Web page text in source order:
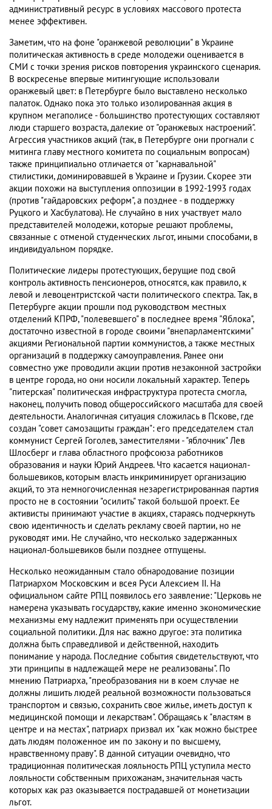
административный ресурс в условиях массового протеста
менее эффективен.
Заметим, что на фоне "оранжевой революции" в Украине
политическая активность в среде молодежи оценивается в
СМИ с точки зрения рисков повторения украинского сценария.
В воскресенье впервые митингующие использовали
оранжевый цвет: в Петербурге было выставлено несколько
палаток. Однако пока это только изолированная акция в
крупном мегаполисе - большинство протестующих составляют
люди старшего возраста, далекие от "оранжевых настроений".
Агрессия участников акций (так, в Петербурге они прогнали с
митинга главу местного комитета по социальным вопросам)
также принципиально отличается от "карнавальной"
стилистики, доминировавшей в Украине и Грузии. Скорее эти
акции похожи на выступления оппозиции в 1992-1993 годах
(против "гайдаровских реформ", а позднее - в поддержку
Руцкого и Хасбулатова). Не случайно в них участвует мало
представителей молодежи, которые решают проблемы,
связанные с отменой студенческих льгот, иными способами, в
индивидуальном порядке.
Политические лидеры протестующих, берущие под свой
контроль активность пенсионеров, относятся, как правило, к
левой и левоцентристской части политического спектра. Так, в
Петербурге акции прошли под руководством местных
отделений КПРФ, "полевевшего" в последнее время "Яблока",
достаточно известной в городе своими "внепарламентскими"
акциями Региональной партии коммунистов, а также местных
организаций в поддержку самоуправления. Ранее они
совместно уже проводили акции против незаконной застройки
в центре города, но они носили локальный характер. Теперь
"питерская" политическая инфраструктура протеста смогла,
наконец, получить повод общероссийского масштаба для своей
деятельности. Аналогичная ситуация сложилась в Пскове, где
создан "совет самозащиты граждан": его председателем стал
коммунист Сергей Гоголев, заместителями - "яблочник" Лев
Шлосберг и глава областного профсоюза работников
образования и науки Юрий Андреев. Что касается национал-
большевиков, которым власть инкриминирует организацию
акций, то эта немногочисленная незарегистрированная партия
просто не в состоянии "осилить" такой большой проект. Ее
активисты принимают участие в акциях, стараясь подчеркнуть
свою идентичность и сделать рекламу своей партии, но не
руководят ими. Не случайно, что несколько задержанных
национал-большевиков были позднее отпущены.
Несколько неожиданным стало обнародование позиции
Патриархом Московским и всея Руси Алексием II. На
официальном сайте РПЦ появилось его заявление: "Церковь не
намерена указывать государству, какие именно экономические
механизмы ему надлежит применять при осуществлении
социальной политики. Для нас важно другое: эта политика
должна быть справедливой и действенной, находить
понимание у народа. Последние события свидетельствуют, что
эти принципы в надлежащей мере не реализованы". По
мнению Патриарха, "преобразования ни в коем случае не
должны лишить людей реальной возможности пользоваться
транспортом и связью, сохранить свое жилье, иметь доступ к
медицинской помощи и лекарствам". Обращаясь к "властям в
центре и на местах", патриарх призвал их "как можно быстрее
дать людям положенное им по закону и по высшему,
нравственному праву". В данной ситуации очевидно, что
традиционная политическая лояльность РПЦ уступила место
лояльности собственным прихожанам, значительная часть
которых как раз оказывается пострадавшей от монетизации
льгот.